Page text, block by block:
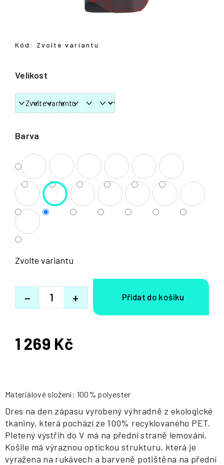
Barva
Velikost
Zvolte variantu
+
−
Kód: Zvolte variantu
1 269 Kč
Měrná
Materiálové složení: 100% polyester
Dres na den zápasu vyrobený výhradně z ekologické
tkaniny, která pochází ze 100% recyklovaného PET.
Pletený výstřih do V má na přední straně lemování.
Košile má výraznou optickou strukturu, která je
vyražena na rukávech a barveně potištěna na přední